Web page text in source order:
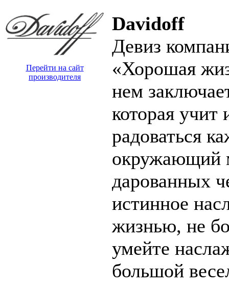
Перейти на сайт
производителя
Davidoff
Девиз
«Хорошая
нем
которая учит
радоваться
окружающий
дарованных
истинное
жизнью, не
умейте
большой